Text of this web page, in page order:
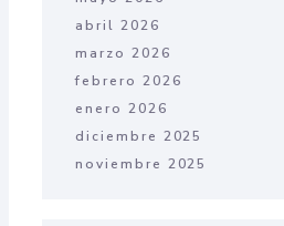
abril 2026
marzo 2026
febrero 2026
enero 2026
diciembre 2025
noviembre 2025